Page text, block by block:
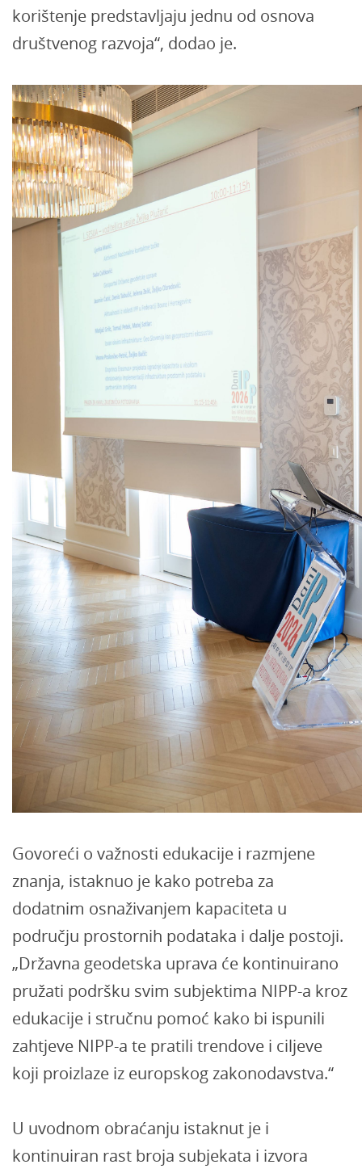
korištenje predstavljaju jednu od osnova
društvenog razvoja“, dodao je.
Govoreći o važnosti edukacije i razmjene
znanja, istaknuo je kako potreba za
dodatnim osnaživanjem kapaciteta u
području prostornih podataka i dalje postoji.
„Državna geodetska uprava će kontinuirano
pružati podršku svim subjektima NIPP-a kroz
edukacije i stručnu pomoć kako bi ispunili
zahtjeve NIPP-a te pratili trendove i ciljeve
koji proizlaze iz europskog zakonodavstva.“
U uvodnom obraćanju istaknut je i
kontinuiran rast broja subjekata i izvora